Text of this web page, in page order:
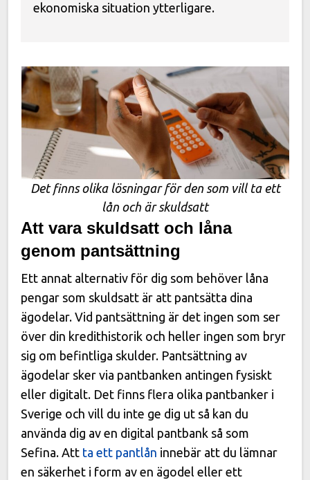
ekonomiska situation ytterligare.
Det finns olika lösningar för den som vill ta ett
lån och är skuldsatt
Att vara skuldsatt och låna
genom pantsättning
Ett annat alternativ för dig som behöver låna
pengar som skuldsatt är att pantsätta dina
ägodelar. Vid pantsättning är det ingen som ser
över din kredithistorik och heller ingen som bryr
sig om befintliga skulder. Pantsättning av
ägodelar sker via pantbanken antingen fysiskt
eller digitalt. Det finns flera olika pantbanker i
Sverige och vill du inte ge dig ut så kan du
använda dig av en digital pantbank så som
Sefina. Att ta ett pantlån innebär att du lämnar
en säkerhet i form av en ägodel eller ett